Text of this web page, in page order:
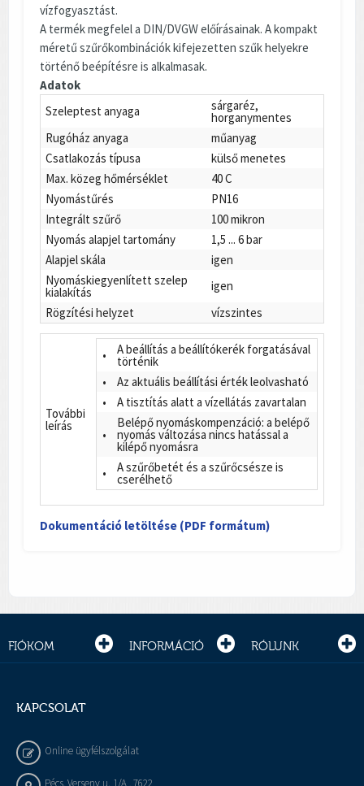
vízfogyasztást.
A termék megfelel a DIN/DVGW előírásainak. A kompakt
méretű szűrőkombinációk kifejezetten szűk helyekre
történő beépítésre is alkalmasak.
Adatok
Szeleptest anyaga
sárgaréz,
horganymentes
Rugóház anyaga
műanyag
Csatlakozás típusa
külső menetes
Max. közeg hőmérséklet
40 C
Nyomástűrés
PN16
Integrált szűrő
100 mikron
Nyomás alapjel tartomány
1,5 ... 6 bar
Alapjel skála
igen
Nyomáskiegyenlített szelep
kialakítás
igen
Rögzítési helyzet
vízszintes
További
leírás
• A beállítás a beállítókerék forgatásával
történik
•
Az aktuális beállítási érték leolvasható
•
A tisztítás alatt a vízellátás zavartalan
•
Belépő nyomáskompenzáció: a belépő
nyomás változása nincs hatással a
kilépő nyomásra
•
A szűrőbetét és a szűrőcsésze is
cserélhető
Dokumentáció letöltése (PDF formátum)
FIÓKOM INFORMÁCIÓ RÓLUNK
KAPCSOLAT
Online ügyfélszolgálat
Pécs, Verseny u. 1/A , 7622